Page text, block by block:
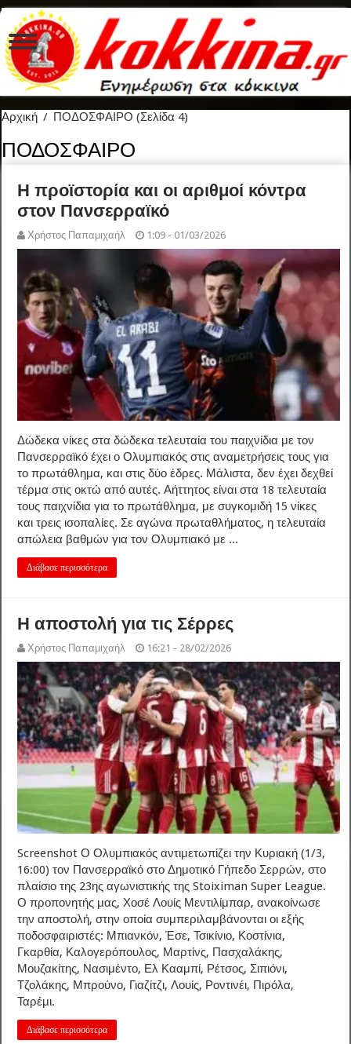
Αρχική / ΠΟΔΟΣΦΑΙΡΟ (Σελίδα 4)
ΠΟΔΟΣΦΑΙΡΟ
Η προϊστορία και οι αριθμοί κόντρα
στον Πανσερραϊκό
Χρήστος Παπαμιχαήλ 1:09 - 01/03/2026
Δώδεκα νίκες στα δώδεκα τελευταία του παιχνίδια με τον
Πανσερραϊκό έχει ο Ολυμπιακός στις αναμετρήσεις τους για
το πρωτάθλημα, και στις δύο έδρες. Μάλιστα, δεν έχει δεχθεί
τέρμα στις οκτώ από αυτές. Αήττητος είναι στα 18 τελευταία
τους παιχνίδια για το πρωτάθλημα, με συγκομιδή 15 νίκες
και τρεις ισοπαλίες. Σε αγώνα πρωταθλήματος, η τελευταία
απώλεια βαθμών για τον Ολυμπιακό με ...
Διάβασε περισσότερα
Η αποστολή για τις Σέρρες
Χρήστος Παπαμιχαήλ 16:21 - 28/02/2026
Screenshot Ο Ολυμπιακός αντιμετωπίζει την Κυριακή (1/3,
16:00) τον Πανσερραϊκό στο Δημοτικό Γήπεδο Σερρών, στο
πλαίσιο της 23ης αγωνιστικής της Stoiximan Super League.
Ο προπονητής μας, Χοσέ Λουίς Μεντιλίμπαρ, ανακοίνωσε
την αποστολή, στην οποία συμπεριλαμβάνονται οι εξής
ποδοσφαιριστές: Μπιανκόν, Έσε, Τσικίνιο, Κοστίνια,
Γκαρθία, Καλογερόπουλος, Μαρτίνς, Πασχαλάκης,
Μουζακίτης, Νασιμέντο, Ελ Κααμπί, Ρέτσος, Σιπιόνι,
Τζολάκης, Μπρούνο, Γιαζίτζι, Λουίς, Ροντινέι, Πιρόλα,
Ταρέμι.
Διάβασε περισσότερα